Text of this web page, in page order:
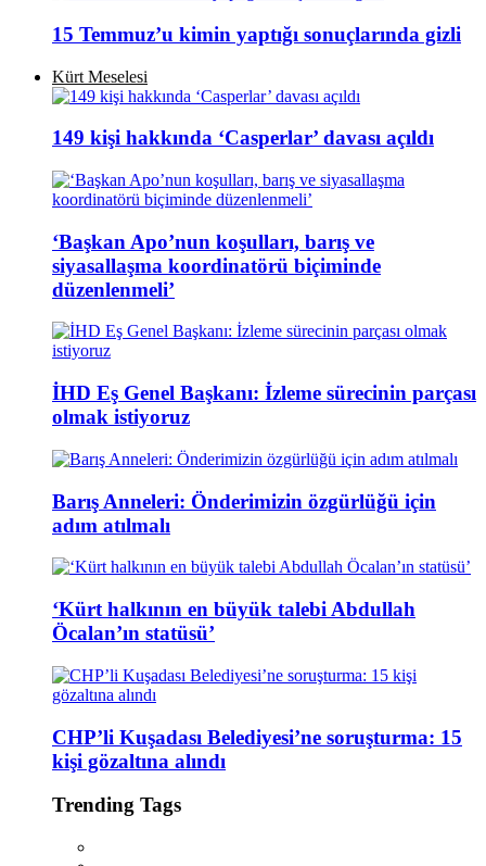
15 Temmuz’u kimin yaptığı sonuçlarında gizli
Kürt Meselesi
149 kişi hakkında ‘Casperlar’ davası açıldı
‘Başkan Apo’nun koşulları, barış ve
siyasallaşma koordinatörü biçiminde
düzenlenmeli’
İHD Eş Genel Başkanı: İzleme sürecinin parçası
olmak istiyoruz
Barış Anneleri: Önderimizin özgürlüğü için
adım atılmalı
‘Kürt halkının en büyük talebi Abdullah
Öcalan’ın statüsü’
CHP’li Kuşadası Belediyesi’ne soruşturma: 15
kişi gözaltına alındı
Trending Tags